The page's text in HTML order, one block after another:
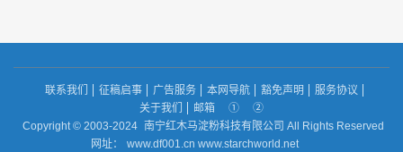
联系我们 征稿启事 广告服务 本网导航 豁免声明
服务协议
关于我们
邮箱 ①
②
Copyright © 2003-2024 南宁红木马淀粉科技有限公司 All Rights Reserved
网址：
www.df001.cn www.starchworld.net